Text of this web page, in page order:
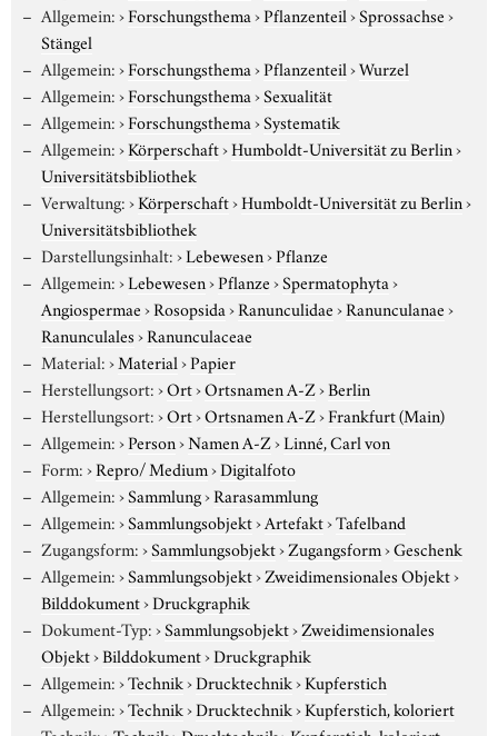
Allgemein:›Forschungsthema›Pflanzenteil›Sprossachse›
Stängel
Allgemein:›Forschungsthema›Pflanzenteil›Wurzel
Allgemein:›Forschungsthema›Sexualität
Allgemein:›Forschungsthema›Systematik
Allgemein:›Körperschaft›Humboldt-Universität zu Berlin›
Universitätsbibliothek
Verwaltung:›Körperschaft›Humboldt-Universität zu Berlin›
Universitätsbibliothek
Darstellungsinhalt:›Lebewesen›Pflanze
Allgemein:›Lebewesen›Pflanze›Spermatophyta›
Angiospermae›Rosopsida›Ranunculidae›Ranunculanae›
Ranunculales›Ranunculaceae
Material:›Material›Papier
Herstellungsort:›Ort›Ortsnamen A-Z›Berlin
Herstellungsort:›Ort›Ortsnamen A-Z›Frankfurt (Main)
Allgemein:›Person›Namen A-Z›Linné, Carl von
Form:›Repro/ Medium›Digitalfoto
Allgemein:›Sammlung›Rarasammlung
Allgemein:›Sammlungsobjekt›Artefakt›Tafelband
Zugangsform:›Sammlungsobjekt›Zugangsform›Geschenk
Allgemein:›Sammlungsobjekt›Zweidimensionales Objekt›
Bilddokument›Druckgraphik
Dokument-Typ:›Sammlungsobjekt›Zweidimensionales
Objekt›Bilddokument›Druckgraphik
Allgemein:›Technik›Drucktechnik›Kupferstich
Allgemein:›Technik›Drucktechnik›Kupferstich, koloriert